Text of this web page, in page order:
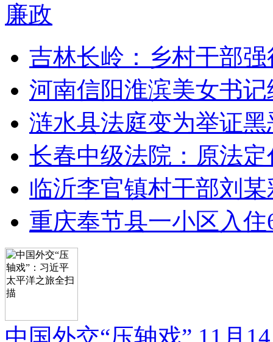
廉政
吉林长岭：乡村干部
河南信阳淮滨美女书
涟水县法庭变为举证
长春中级法院：原法
临沂李官镇村干部刘
重庆奉节县一小区入
中国外交“压轴戏” 11月